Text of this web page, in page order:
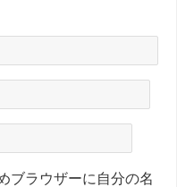
ブラウザーに自分の名